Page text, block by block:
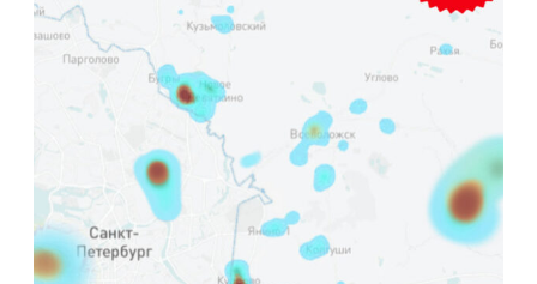
р
и
ю